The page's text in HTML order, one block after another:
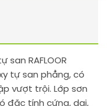
san RAFLOOR
tự san phẳng, có
vượt trội. Lớp sơn
đặc tính cứng, dai,